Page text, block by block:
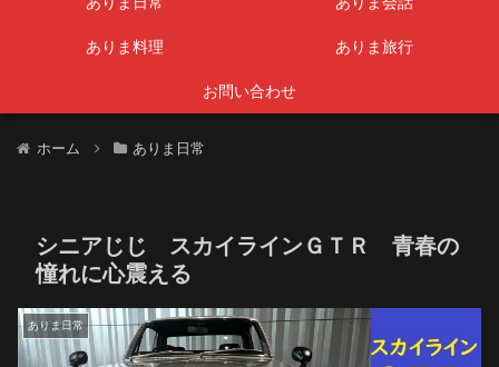
ありま料理 ありま旅行
お問い合わせ
ホーム ありま日常
シニアじじ スカイラインＧＴＲ 青春の
憧れに心震える
ありま日常